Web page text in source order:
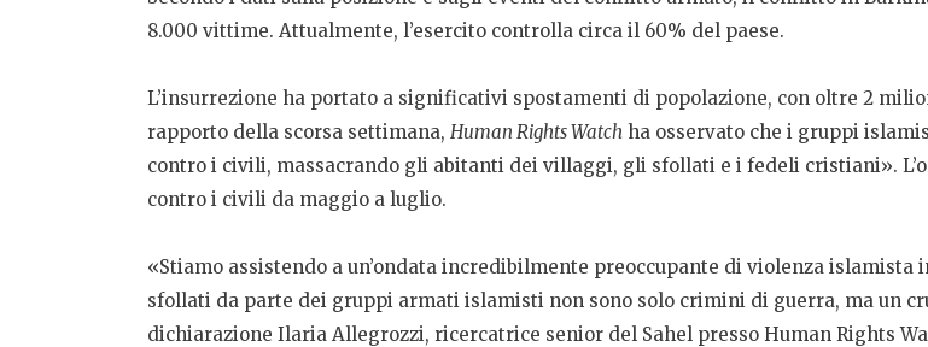
8.000 vittime. Attualmente, l’esercito controlla circa il 60% del paese.
L’insurrezione ha portato a significativi spostamenti di popolazione, con oltre 2
rapporto della scorsa settimana, Human Rights Watch ha osservato che i gruppi
contro i civili, massacrando gli abitanti dei villaggi, gli sfollati e i fedeli cristiani».
contro i civili da maggio a luglio.
«Stiamo assistendo a un’ondata incredibilmente preoccupante di violenza
sfollati da parte dei gruppi armati islamisti non sono solo crimini di guerra, ma un
dichiarazione Ilaria Allegrozzi, ricercatrice senior del Sahel presso Human Rights